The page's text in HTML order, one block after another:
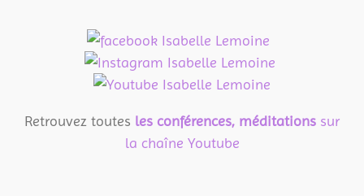
Retrouvez toutes les conférences, méditations sur
la chaîne Youtube